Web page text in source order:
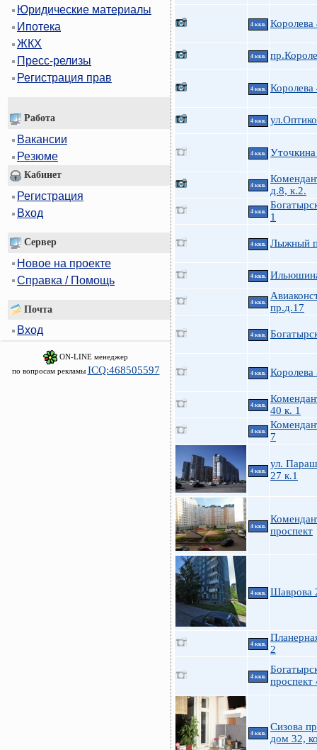
Юридические материалы
Ипотека
ЖКХ
Пресс-релизы
Регистрация прав
Работа
Вакансии
Резюме
Кабинет
Регистрация
Вход
Сервер
Новое на проекте
Справка / Помощь
Почта
Вход
ON-LINE менеджер
по вопросам рекламы ICQ:468505597
4 ккв. Королева
4 ккв.
4 ккв. Королева
4 ккв.
4 ккв.
4 ккв.
д.8, к.2.
4 ккв.
1
4 ккв. Лыжный
4 ккв.
4 ккв.
пр.д.17
4 ккв.
4 ккв. Королева
4 ккв.
40 к. 1
4 ккв.
7
4 ккв.
ул.
27 к.1
4 ккв.
проспект
4 ккв. Шаврова
4 ккв.
2
4 ккв.
проспект
4 ккв.
Сизова
дом 32,